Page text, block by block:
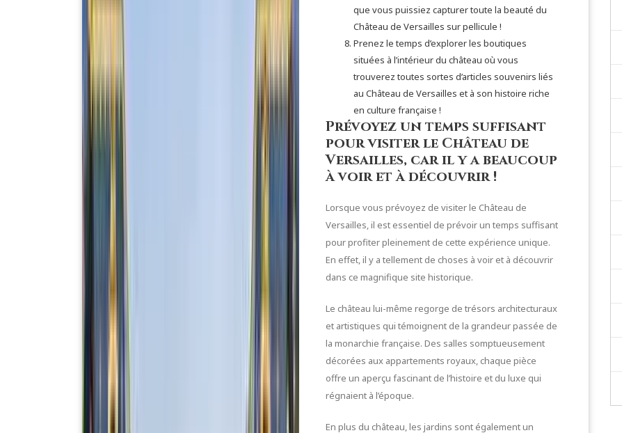
que vous puissiez capturer toute la beauté du
Château de Versailles sur pellicule !
Prenez le temps d’explorer les boutiques
situées à l’intérieur du château où vous
trouverez toutes sortes d’articles souvenirs liés
au Château de Versailles et à son histoire riche
en culture française !
Prévoyez un temps suffisant
pour visiter le Château de
Versailles, car il y a beaucoup
à voir et à découvrir !
Lorsque vous prévoyez de visiter le Château de
Versailles, il est essentiel de prévoir un temps suffisant
pour profiter pleinement de cette expérience unique.
En effet, il y a tellement de choses à voir et à découvrir
dans ce magnifique site historique.
Le château lui-même regorge de trésors architecturaux
et artistiques qui témoignent de la grandeur passée de
la monarchie française. Des salles somptueusement
décorées aux appartements royaux, chaque pièce
offre un aperçu fascinant de l’histoire et du luxe qui
régnaient à l’époque.
En plus du château, les jardins sont également un